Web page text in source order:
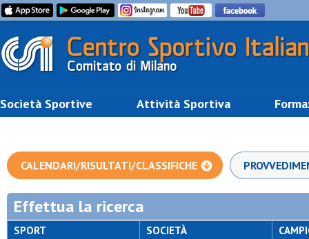
Società Sportive Attività Sportiva
CALENDARI/RISULTATI/CLASSIFICHE
Effettua la ricerca
SPORT SOCIETÀ